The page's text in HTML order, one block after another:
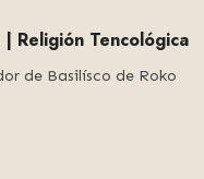
Religión Tencológica
de Basilísco de Roko